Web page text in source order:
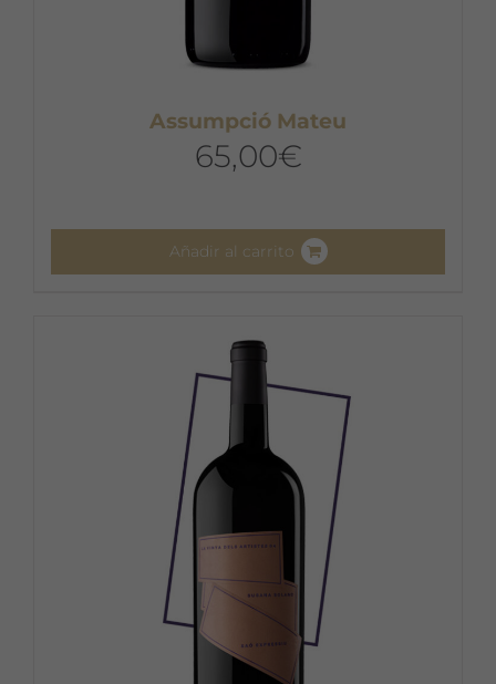
Assumpció Mateu
65,00€
Añadir al carrito